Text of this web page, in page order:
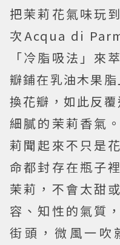
把茉莉花氣味玩
次Acqua di
「冷脂吸法」來
瓣鋪在乳油木果
換花瓣，如此反
細膩的茉莉香氣
莉聞起來不只是
命都封存在瓶子
茉莉，不會太甜
容、知性的氣質
街頭，微風一吹